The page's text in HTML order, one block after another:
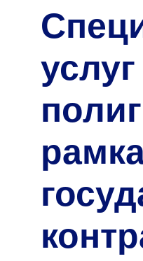
услуг